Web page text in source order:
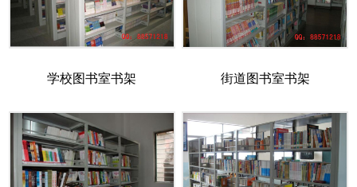
学校图书室书架 街道图书室书架